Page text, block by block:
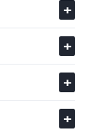
+
+
+
+